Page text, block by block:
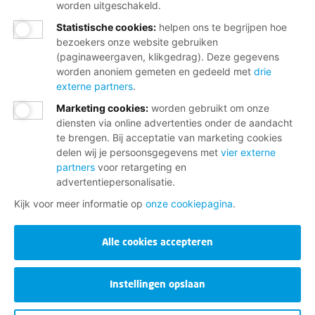
Rechten van de Mens werd aangenomen door de
Algemene Vergadering van de Verenigde Naties. Op
deze dag zijn er verschillende evenementen zoals
demonstraties, fakkeltochten, festivals en concerten.
Op deze dag staan we stil bij de rechten die migranten
hebben en worden er wereldwijd acties gehouden om
deze te ondersteunen. Netwerk Wereldburgers FNV
houdt zich bezig met migrantenvraagstukken.
25 t/m 26 december - Kerstmis
Door Christenen wordt de geboorte van Jezus Christus
gevierd. Kerstmis wordt vaak gevierd door een
kerkdienst bij te wonen, bij elkaar te dineren,
kerstcadeaus te geven of spellen.
31 december - Oudjaarsdag
Dit is de laatste dag van het kalenderjaar. In Nederland
vieren veel mensen dit met familie en vrienden.
Traditioneel wordt er vuurwerk afgestoken en eet men
oliebollen.
VERDIEN WAT JE WAARD BENT,
SAMEN MET DE FNV
Invloed op je cao met betere loonafspraken
Juridische hulp bij loonconflicten of
worden uitgeschakeld.
Statistische cookies: helpen ons te begrijpen hoe
bezoekers onze website gebruiken
(paginaweergaven, klikgedrag). Deze gegevens
worden anoniem gemeten en gedeeld met drie
externe partners.
Marketing cookies: worden gebruikt om onze
diensten via online advertenties onder de aandacht
te brengen. Bij acceptatie van marketing cookies
delen wij je persoonsgegevens met vier externe
partners voor retargeting en
advertentiepersonalisatie.
Kijk voor meer informatie op onze cookiepagina.
Alle cookies accepteren
Instellingen opslaan